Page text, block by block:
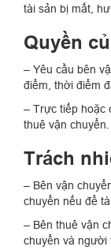
tài sản bị mất,
Quyền
– Yêu cầu bên
điểm, thời điểm
– Trực tiếp hoặc
thuê vận chuyển.
Trách
– Bên vận
chuyển nếu để
– Bên thuê vận
chuyển và người